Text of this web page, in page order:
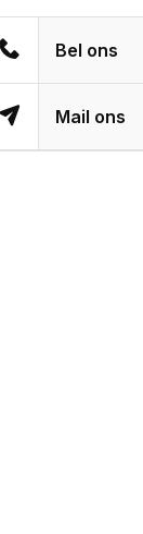
Bel ons
Mail ons